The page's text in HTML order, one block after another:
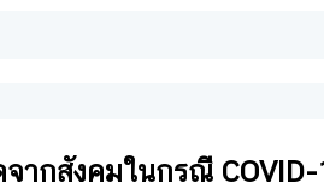
จากสังคมในกรณี